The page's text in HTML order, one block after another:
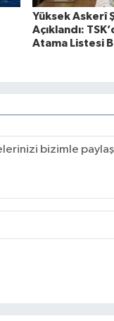
Yüksek Askerî
Açıklandı:
Atama Listesi